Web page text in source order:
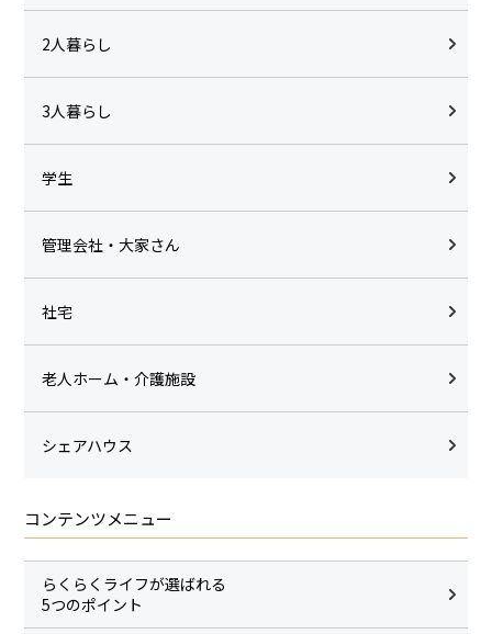
2人暮らし
3人暮らし
学生
管理会社・大家さん
社宅
老人ホーム・介護施設
シェアハウス
コンテンツメニュー
らくらくライフが選ばれる
5つのポイント